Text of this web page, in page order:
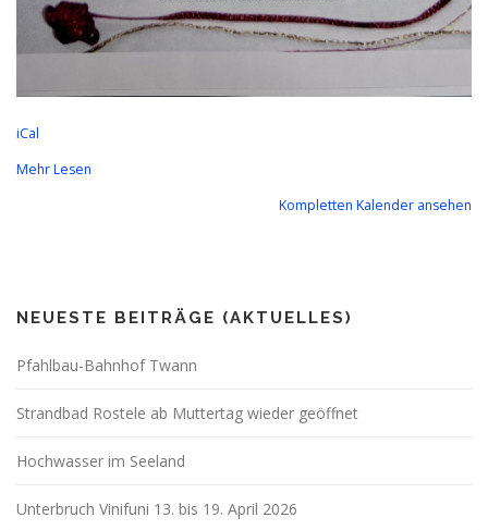
iCal
Mehr Lesen
Kompletten Kalender ansehen
NEUESTE BEITRÄGE (AKTUELLES)
Pfahlbau-Bahnhof Twann
Strandbad Rostele ab Muttertag wieder geöffnet
Hochwasser im Seeland
Unterbruch Vinifuni 13. bis 19. April 2026